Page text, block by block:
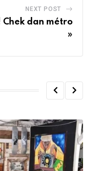
NEXT POST
Chek dan métro
»